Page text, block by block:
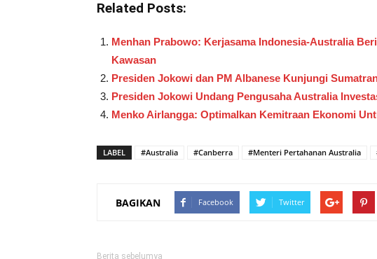
Related Posts:
Menhan Prabowo: Kerjasama Indonesia-Australia
Kawasan
Presiden Jokowi dan PM Albanese Kunjungi
Presiden Jokowi Undang Pengusaha Australia
Menko Airlangga: Optimalkan Kemitraan Ekonomi
LABEL #Australia #Canberra #Menteri Pertahanan Australia
BAGIKAN Facebook Twitter
Berita sebelumya